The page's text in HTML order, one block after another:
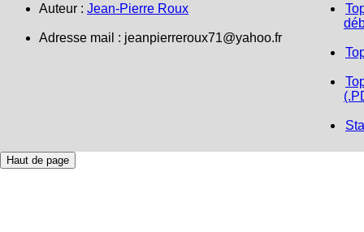
Auteur : Jean-Pierre Roux
Adresse mail : jeanpierreroux71@yahoo.fr
Haut de page